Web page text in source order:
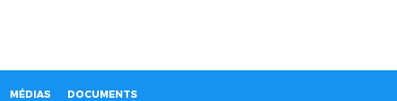
MÉDIAS DOCUMENTS